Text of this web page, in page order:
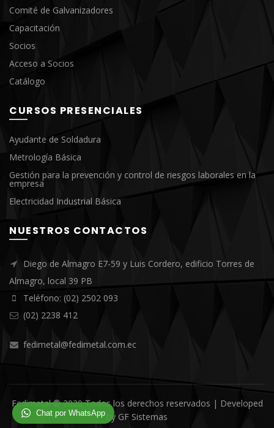
Comité de Galvanizadores
Capacitación
Socios
Acceso a Socios
Catálogo
CURSOS PRESENCIALES
Ayudante de Soldadura
Metrología Básica
Gestión para la prevención y control de riesgos laborales en la
empresa
Electricidad Industrial Básica
NUESTROS CONTACTOS
Diego de Almagro E7-59 y Luis Cordero, edificio Torres de
Almagro, local 39 PB
Teléfono: (02) 2502 093
(02) 2238 412
fedimetal@fedimetal.com.ec
Fedimetal ® 2020 Todos los derechos reservados | Developed
by GF Sistemas
Chat por WhatsApp